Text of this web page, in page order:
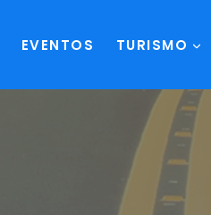
EVENTOS TURISMO